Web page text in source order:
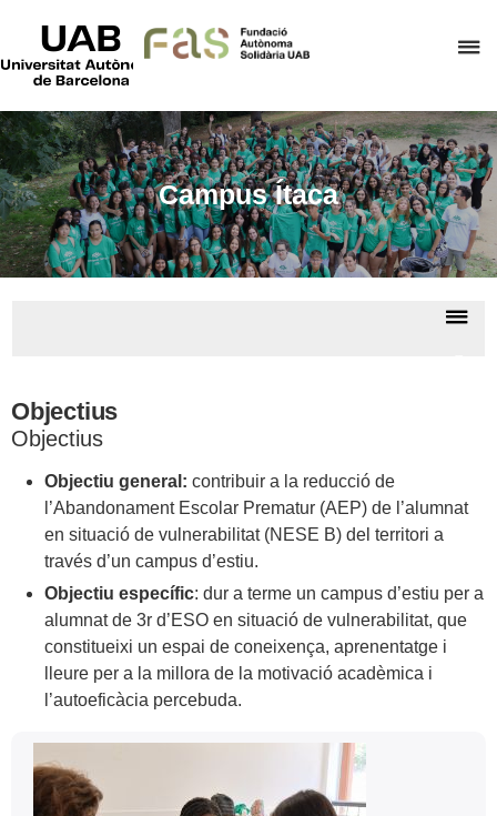
el
Campus Ítaca
Objectius
Objectius
Objectiu general: contribuir a la reducció de
l’Abandonament Escolar Prematur (AEP) de l’alumnat
en situació de vulnerabilitat (NESE B) del territori a
través d’un campus d’estiu.
Objectiu específic: dur a terme un campus d’estiu per a
alumnat de 3r d’ESO en situació de vulnerabilitat, que
constitueixi un espai de coneixença, aprenentatge i
lleure per a la millora de la motivació acadèmica i
l’autoeficàcia percebuda.
Informació
complementària
Contacte